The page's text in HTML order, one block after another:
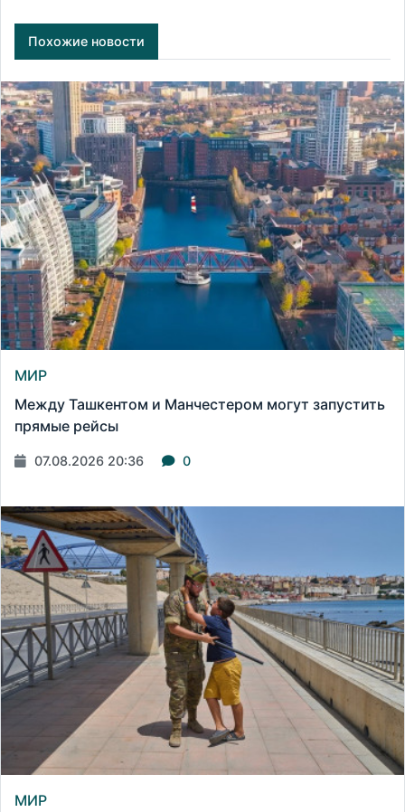
Похожие новости
МИР
Между Ташкентом и Манчестером могут запустить
прямые рейсы
07.08.2026 20:36 0
МИР